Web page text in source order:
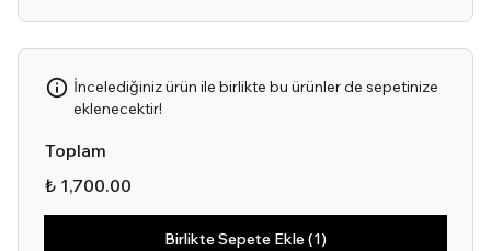
İncelediğiniz ürün ile birlikte bu ürünler de sepetinize
eklenecektir!
Toplam
₺ 1,700.00
Birlikte Sepete Ekle (1)